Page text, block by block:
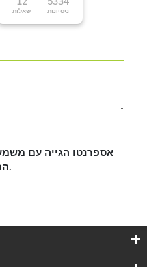
שאלות ניסיונות
הפכים, תרגומים, משפטים ועוד.